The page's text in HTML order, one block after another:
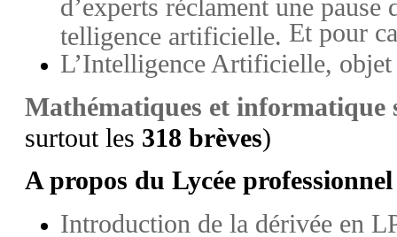
telligence artificielle. Et pour
L’Intelligence Artificielle,
Mathématiques et informatique
surtout les 318 brèves)
A propos du Lycée
Introduction de la dérivée en